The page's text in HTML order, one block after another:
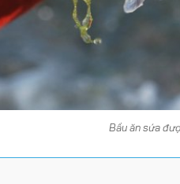
Bầu ăn sứa